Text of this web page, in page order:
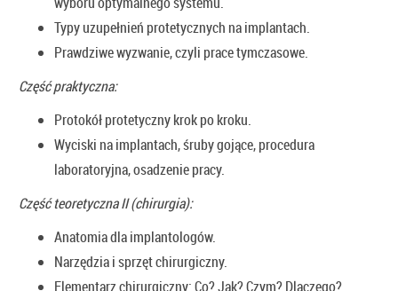
Typy uzupełnień protetycznych na implantach.
Prawdziwe wyzwanie, czyli prace tymczasowe.
Część praktyczna:
Protokół protetyczny krok po kroku.
Wyciski na implantach, śruby gojące, procedura
laboratoryjna, osadzenie pracy.
Część teoretyczna II (chirurgia):
Anatomia dla implantologów.
Narzędzia i sprzęt chirurgiczny.
Elementarz chirurgiczny: Co? Jak? Czym? Dlaczego?